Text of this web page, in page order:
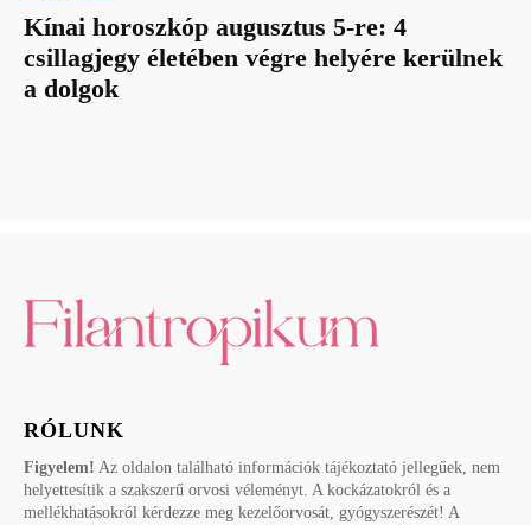
Kínai horoszkóp augusztus 5-re: 4
csillagjegy életében végre helyére kerülnek
a dolgok
RÓLUNK
Figyelem! Az oldalon található információk tájékoztató jellegűek, nem
helyettesítik a szakszerű orvosi véleményt. A kockázatokról és a
mellékhatásokról kérdezze meg kezelőorvosát, gyógyszerészét! A